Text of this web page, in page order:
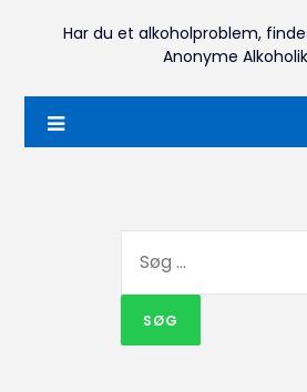
Har du et alkoholproblem,
Anonyme